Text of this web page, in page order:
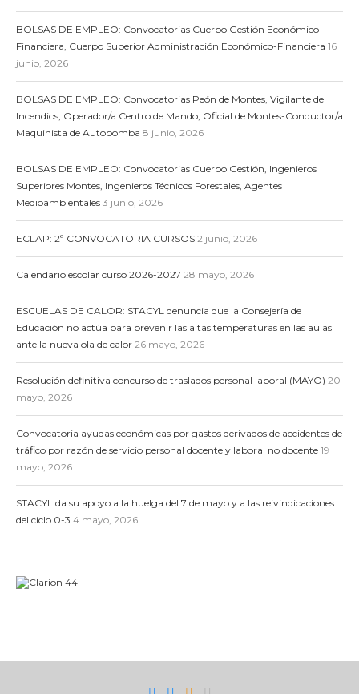
BOLSAS DE EMPLEO: Convocatorias Cuerpo Gestión Económico-
Financiera, Cuerpo Superior Administración Económico-Financiera 16
junio, 2026
BOLSAS DE EMPLEO: Convocatorias Peón de Montes, Vigilante de
Incendios, Operador/a Centro de Mando, Oficial de Montes-Conductor/a
Maquinista de Autobomba 8 junio, 2026
BOLSAS DE EMPLEO: Convocatorias Cuerpo Gestión, Ingenieros
Superiores Montes, Ingenieros Técnicos Forestales, Agentes
Medioambientales 3 junio, 2026
ECLAP: 2ª CONVOCATORIA CURSOS 2 junio, 2026
Calendario escolar curso 2026-2027 28 mayo, 2026
ESCUELAS DE CALOR: STACYL denuncia que la Consejería de
Educación no actúa para prevenir las altas temperaturas en las aulas
ante la nueva ola de calor 26 mayo, 2026
Resolución definitiva concurso de traslados personal laboral (MAYO) 20
mayo, 2026
Convocatoria ayudas económicas por gastos derivados de accidentes de
tráfico por razón de servicio personal docente y laboral no docente 19
mayo, 2026
STACYL da su apoyo a la huelga del 7 de mayo y a las reivindicaciones
del ciclo 0-3 4 mayo, 2026